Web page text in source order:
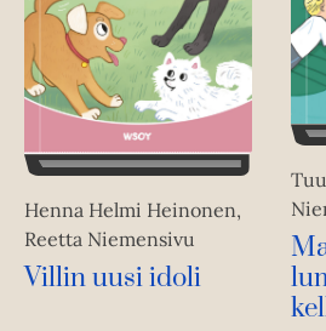
Henna Helmi Heinonen,
Reetta Niemensivu
Villin uusi idoli